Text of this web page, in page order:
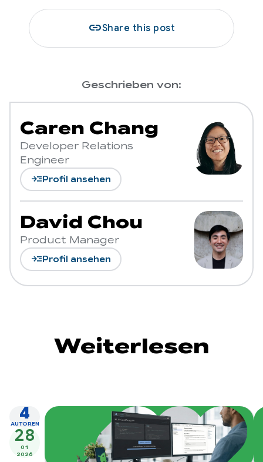
linkShare this post
Geschrieben von:
Caren Chang
Developer Relations
Engineer
read_moreProfil ansehen
David Chou
Product Manager
read_moreProfil ansehen
Weiterlesen
4
AUTOREN
28
01
2026